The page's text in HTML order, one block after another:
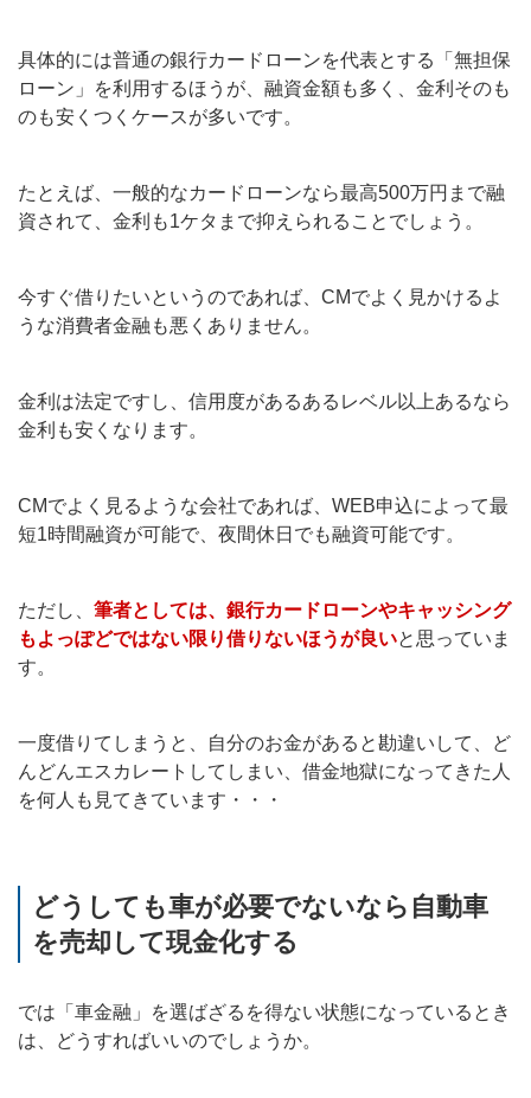
具体的には普通の銀行カードローンを代表とする「無担保
ローン」を利用するほうが、融資金額も多く、金利そのも
のも安くつくケースが多いです。
たとえば、一般的なカードローンなら最高500万円まで融
資されて、金利も1ケタまで抑えられることでしょう。
今すぐ借りたいというのであれば、CMでよく見かけるよ
うな消費者金融も悪くありません。
金利は法定ですし、信用度があるあるレベル以上あるなら
金利も安くなります。
CMでよく見るような会社であれば、WEB申込によって最
短1時間融資が可能で、夜間休日でも融資可能です。
ただし、 筆者としては、銀行カードローンやキャッシング
もよっぽどではない限り借りないほうが良いと思っていま
す。
一度借りてしまうと、自分のお金があると勘違いして、ど
んどんエスカレートしてしまい、借金地獄になってきた人
を何人も見てきています・・・
どうしても車が必要でないなら自動車
を売却して現金化する
では「車金融」を選ばざるを得ない状態になっているとき
は、どうすればいいのでしょうか。